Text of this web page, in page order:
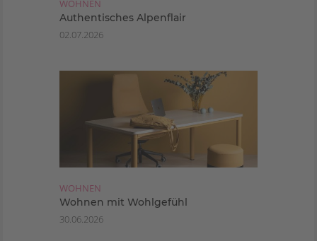
WOHNEN
Authentisches Alpenflair
02.07.2026
WOHNEN
Wohnen mit Wohlgefühl
30.06.2026